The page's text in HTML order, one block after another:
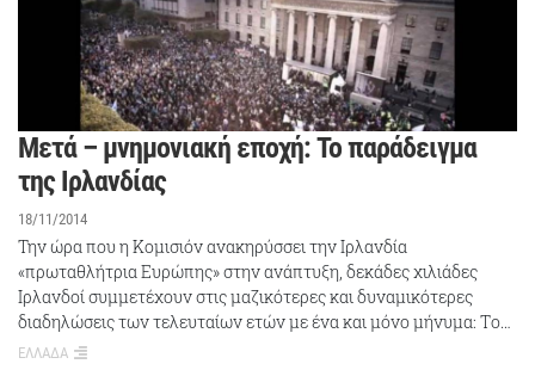
Μετά – μνημονιακή εποχή: Το παράδειγμα
της Ιρλανδίας
18/11/2014
Την ώρα που η Κομισιόν ανακηρύσσει την Ιρλανδία
«πρωταθλήτρια Ευρώπης» στην ανάπτυξη, δεκάδες χιλιάδες
Ιρλανδοί συμμετέχουν στις μαζικότερες και δυναμικότερες
διαδηλώσεις των τελευταίων ετών με ένα και μόνο μήνυμα: Tο…
ΕΛΛΑΔΑ